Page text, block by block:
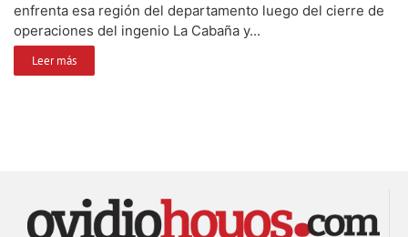
enfrenta esa región del departamento luego del cierre de
operaciones del ingenio La Cabaña y...
Leer más